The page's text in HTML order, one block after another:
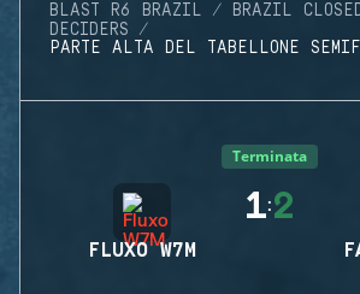
BLAST R6 BRAZIL
BRAZIL
DECIDERS
PARTE ALTA DEL TABELLONE
Terminata
FLUXO W7M
1:2